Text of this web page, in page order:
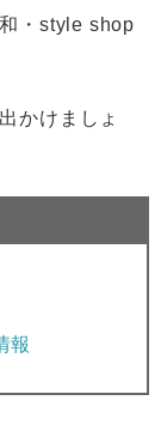
・style shop
かけましょ
報